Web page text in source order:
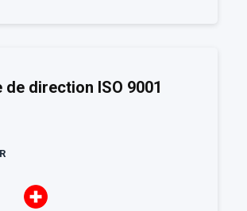
de direction ISO 9001